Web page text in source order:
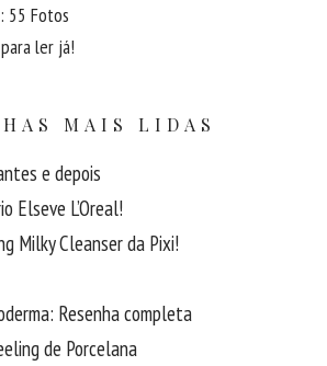
55 Fotos
ler já!
MAIS LIDAS
e depois
Elseve L’Oreal!
Milky Cleanser da Pixi!
Resenha completa
de Porcelana